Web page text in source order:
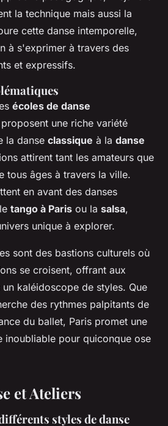
la technique mais aussi la
cette danse intemporelle,
à s'exprimer à travers des
et expressifs.
écoles de danse
une riche variété
la danse classique à la danse
attirent tant les amateurs que
tous âges à travers la ville.
en avant des danses
tango à Paris ou la salsa,
unique à explorer.
sont des bastions culturels où
se croisent, offrant aux
un kaléidoscope de styles. Que
des rythmes palpitants de
du ballet, Paris promet une
inoubliable pour quiconque ose
et Ateliers
styles de danse